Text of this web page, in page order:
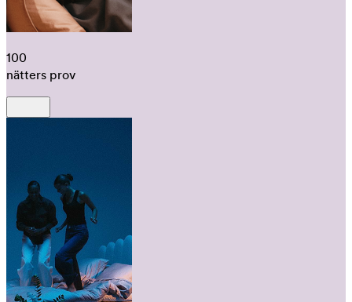
100
nätters prov